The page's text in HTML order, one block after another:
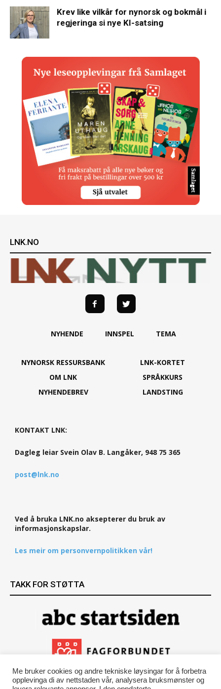
Krev like vilkår for nynorsk og bokmål i
regjeringa si nye KI-satsing
LNK.NO
NYHENDE INNSPEL TEMA
NYNORSK RESSURSBANK
OM LNK
NYHENDEBREV
LNK-KORTET
SPRÅKKURS
LANDSTING
KONTAKT LNK:
Dagleg leiar Svein Olav B. Langåker, 948 75 365
post@lnk.no
Ved å bruka LNK.no aksepterer du bruk av
informasjonskapslar.
Les meir om personvernpolitikken vår!
TAKK FOR STØTTA
Me bruker cookies og andre tekniske løysingar for å forbetra
opplevinga di av nettstaden vår, analysera bruksmønster og